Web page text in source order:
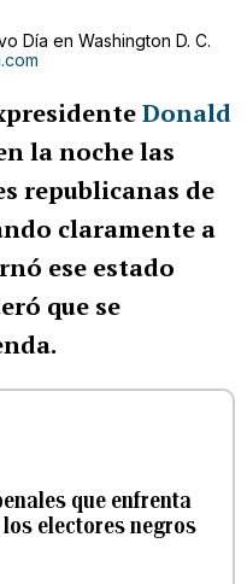
Día en Washington D. C.
Donald
la noche las
republicanas de
claramente a
ese estado
que se
que enfrenta
electores negros